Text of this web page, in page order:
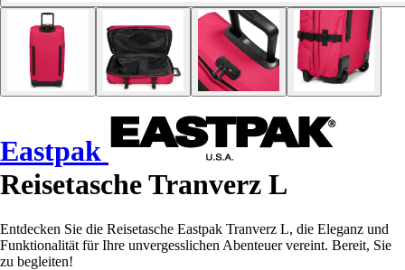
Eastpak
Reisetasche Tranverz L
Entdecken Sie die Reisetasche Eastpak Tranverz L, die Eleganz und
Funktionalität für Ihre unvergesslichen Abenteuer vereint. Bereit, Sie
zu begleiten!